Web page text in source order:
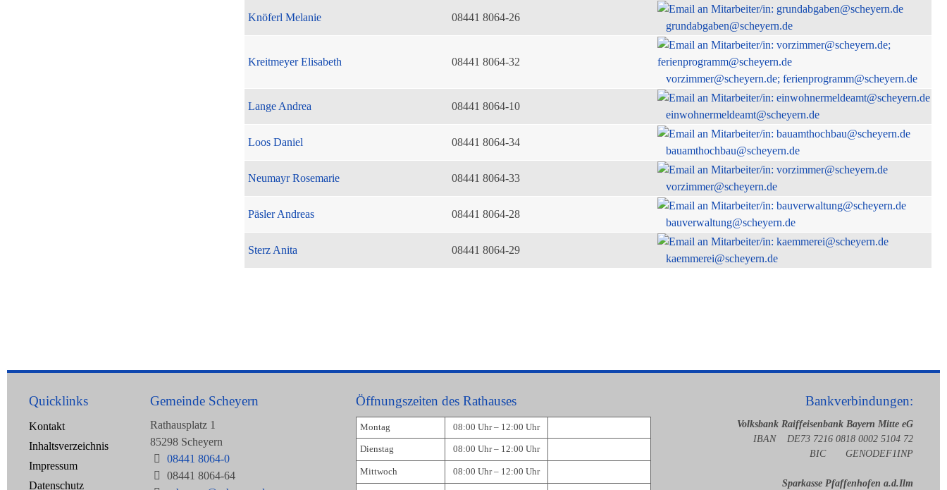
Knöferl Melanie 08441 8064-26
grundabgaben@scheyern.de
Kreitmeyer Elisabeth
08441 8064-32
vorzimmer@scheyern.de; ferienprogramm@scheyern.de
Lange Andrea 08441 8064-10
einwohnermeldeamt@scheyern.de
Loos Daniel 08441 8064-34
bauamthochbau@scheyern.de
Neumayr Rosemarie 08441 8064-33
vorzimmer@scheyern.de
Päsler Andreas 08441 8064-28
bauverwaltung@scheyern.de
Sterz Anita 08441 8064-29
kaemmerei@scheyern.de
Quicklinks
Kontakt
Inhaltsverzeichnis
Impressum
Datenschutz
Gemeinde Scheyern
Rathausplatz 1
85298 Scheyern
08441 8064-0
08441 8064-64
Öffnungszeiten des Rathauses
Montag 08:00 Uhr – 12:00 Uhr
Dienstag 08:00 Uhr – 12:00 Uhr
Mittwoch 08:00 Uhr – 12:00 Uhr
Bankverbindungen:
Volksbank Raiffeisenbank Bayern Mitte eG
IBAN DE73 7216 0818 0002 5104 72
BIC GENODEF1INP
Sparkasse Pfaffenhofen a.d.Ilm